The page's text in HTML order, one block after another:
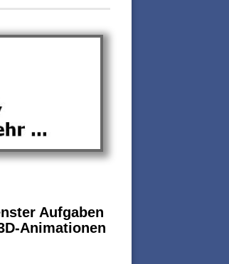
Aufgaben
Animationen